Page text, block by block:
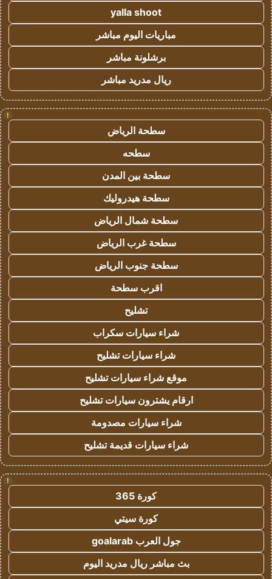
yalla shoot
مباريات اليوم مباشر
برشلونة مباشر
ريال مدريد مباشر
!
سطحة الرياض
سطحه
سطحة بين المدن
سطحة هيدروليك
سطحة شمال الرياض
سطحة غرب الرياض
سطحة جنوب الرياض
اقرب سطحة
تشليح
شراء سيارات سكراب
شراء سيارات تشليح
موقع شراء سيارات تشليح
ارقام يشترون سيارات تشليح
شراء سيارات مصدومة
شراء سيارات قديمة تشليح
!
كورة 365
كورة سيتي
جول العرب goalarab
بث مباشر ريال مدريد اليوم